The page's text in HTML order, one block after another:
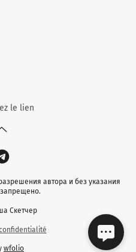
le lien
автора и без указания
Скетчер
wfolio